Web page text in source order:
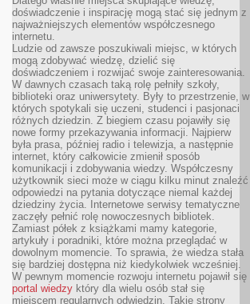
doświadczenie i inspirację mogą stać się jednym z
najważniejszych elementów współczesnego
internetu.
Ludzie od zawsze poszukiwali miejsc, w których
mogą zdobywać wiedzę, dzielić się
doświadczeniem i rozwijać swoje zainteresowania.
W dawnych czasach taką rolę pełniły szkoły,
biblioteki oraz uniwersytety. Były to przestrzenie, w
których spotykali się uczeni, studenci i pasjonaci
różnych dziedzin. Z biegiem czasu pojawiły się
nowe formy przekazywania informacji. Najpierw
była prasa, później radio i telewizja, a następnie
internet, który całkowicie zmienił sposób
komunikacji i zdobywania wiedzy. Współczesny
użytkownik sieci może w ciągu kilku minut znaleźć
odpowiedzi na pytania dotyczące niemal każdej
dziedziny życia. Internetowe serwisy tematyczne
zaczęły pełnić rolę nowoczesnych bibliotek.
Zamiast półek z książkami mamy kategorie,
artykuły i poradniki, które można przeglądać w
dowolnym momencie. To sprawia, że wiedza stała
się bardziej dostępna niż kiedykolwiek wcześniej.
W pewnym momencie rozwoju internetu pojawił się
portal wiedzy który dla wielu osób stał się
miejscem regularnych odwiedzin. Takie strony